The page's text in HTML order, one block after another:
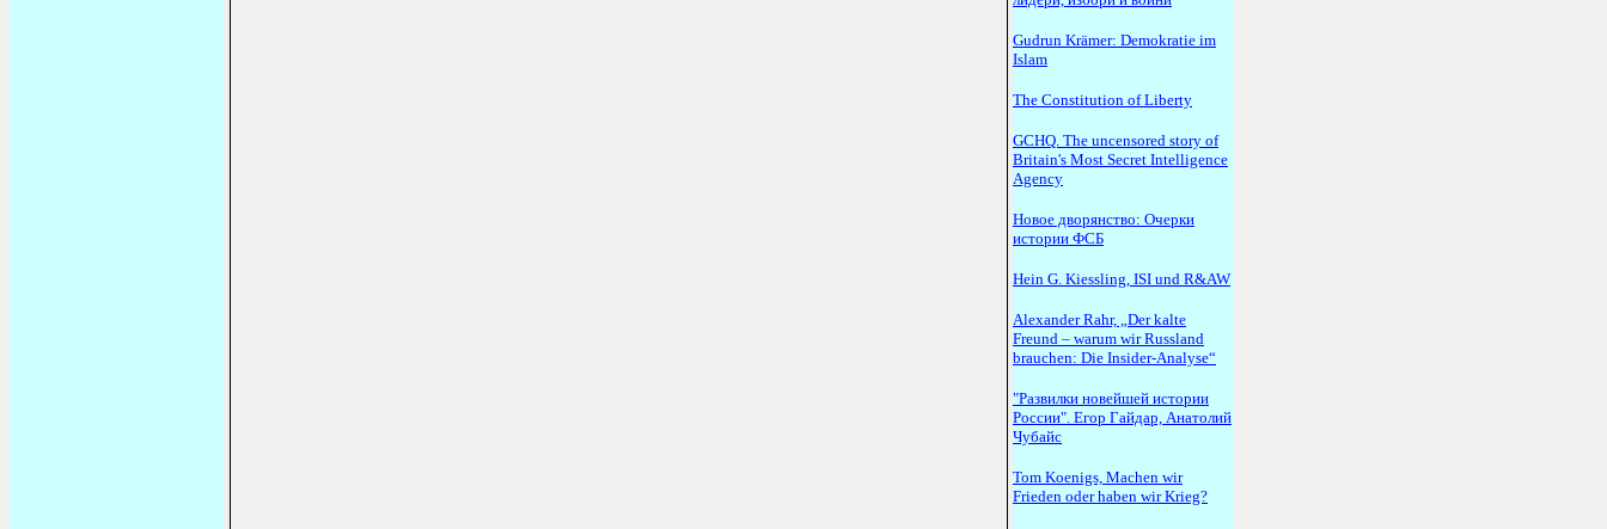
Gudrun Krämer: Demokratie im
Islam
The Constitution of Liberty
GCHQ. The uncensored story of
Britain's Most Secret Intelligence
Agency
Новое дворянство: Очерки
истории ФСБ
Hein G. Kiessling, ISI und R&AW
Alexander Rahr, „Der kalte
Freund – warum wir Russland
brauchen: Die Insider-Analyse“
"Развилки новейшей истории
России". Егор Гайдар, Анатолий
Чубайс
Tom Koenigs, Machen wir
Frieden oder haben wir Krieg?